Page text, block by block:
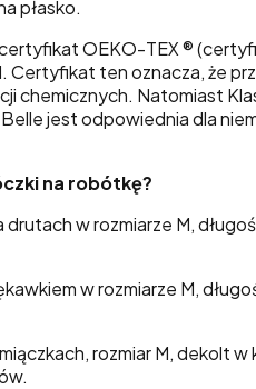
płasko.
OEKO-TEX ®
Certyfikat ten oznacza, że
chemicznych. Natomiast
jest odpowiednia dla
na robótkę?
drutach w rozmiarze M,
w rozmiarze M,
rozmiar M, dekolt